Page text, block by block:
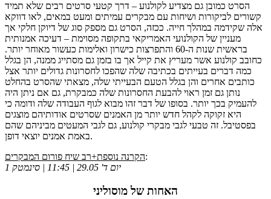
הסרט כמובן גם מצדיע לקולנוע – דרך קטעי סרטים רבים שלא תמיד
קשורים לביקורות ושיחות עם מבקרים עמיתים ומעט במאים, לאו דווקא
אלה שקידמה במהלך חייה. ככזה, הסרט גם מספק סוג של דיוקן חלקי אך
מעניין של הקולנועי האמריקאי בתקופה מסוימת – דעיכה אמנותית
בראשית שנות ה-60 והתפרצות כישרון ואלימות כעשור מאוחר יותר.
כחובב קולנוע אשר מעריץ את קייל אך בו בזמן גם מסתייג ממנה, הן בגלל
כמה דברים בעייתים בכתיבה שלה שהפכו לחסרונות גדולים יותר אצל
כותבים אחרים והן בגלל הטעם הבעייתי שלה, מצאתי שהסרט בהחלט
נותן גם זמן ראוי להבעת החסרונות שלה כמבקרת, גם אם ניתן היה
להעמיק בכך יותר. בסופו של דבר זהו מבוא לגוף העבודה שלה ודומה כי
היא זקוקה לקהל חדש יותר מן האמנים שסרטים אודותיהם מוצגים
בפסטיבל. זה טבעי לגבי מבקרי קולנוע, גם לגבי המעטים מביניהם שהם
באמת אמנים יוצאי דופן.
הקרנה נוספת+רב שיח פורום המבקרים:
יום ד' 29.05 | 11:45 | סינמטק 1
האחות של מוסוליני